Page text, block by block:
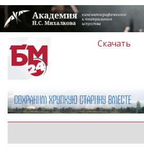
Скачать